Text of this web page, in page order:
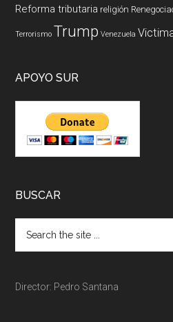
Reforma tributaria religión
Terrorismo Trump Venezuela
APOYO SUR
BUSCAR
Director: Pedro Santana